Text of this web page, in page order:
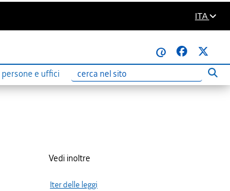
ITA
@
persone e uffici
Ricerca
Vedi inoltre
Iter delle leggi